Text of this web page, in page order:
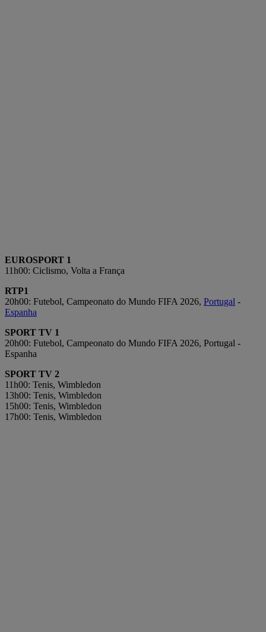
EUROSPORT 1
11h00: Ciclismo, Volta a França
RTP1
20h00: Futebol, Campeonato do Mundo FIFA 2026, Portugal -
Espanha
SPORT TV 1
20h00: Futebol, Campeonato do Mundo FIFA 2026, Portugal -
Espanha
SPORT TV 2
11h00: Tenis, Wimbledon
13h00: Tenis, Wimbledon
15h00: Tenis, Wimbledon
17h00: Tenis, Wimbledon